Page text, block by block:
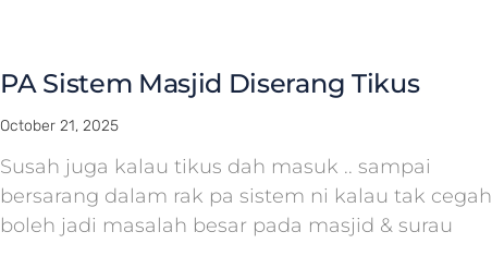
PA Sistem Masjid Diserang Tikus
October 21, 2025
Susah juga kalau tikus dah masuk .. sampai
bersarang dalam rak pa sistem ni kalau tak cegah
boleh jadi masalah besar pada masjid & surau